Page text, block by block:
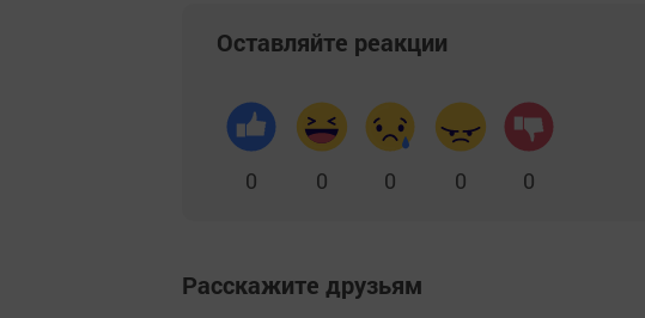
Оставляйте реакции
0 0 0 0 0
Расскажите друзьям